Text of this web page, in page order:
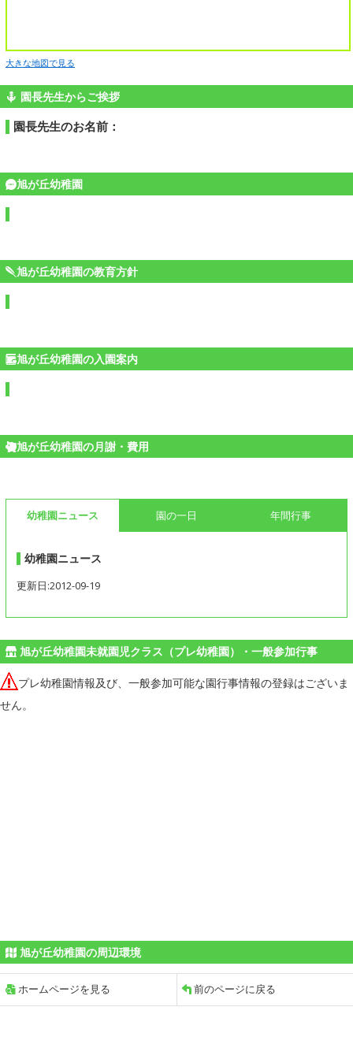
大きな地図で見る
園長先生からご挨拶
園長先生のお名前：
旭が丘幼稚園
旭が丘幼稚園の教育方針
旭が丘幼稚園の入園案内
旭が丘幼稚園の月謝・費用
幼稚園ニュース 園の一日 年間行事
幼稚園ニュース
更新日:2012-09-19
旭が丘幼稚園未就園児クラス（プレ幼稚園）・一般参加行事
プレ幼稚園情報及び、一般参加可能な園行事情報の登録はございま
せん。
旭が丘幼稚園の周辺環境
ホームページを見る 前のページに戻る